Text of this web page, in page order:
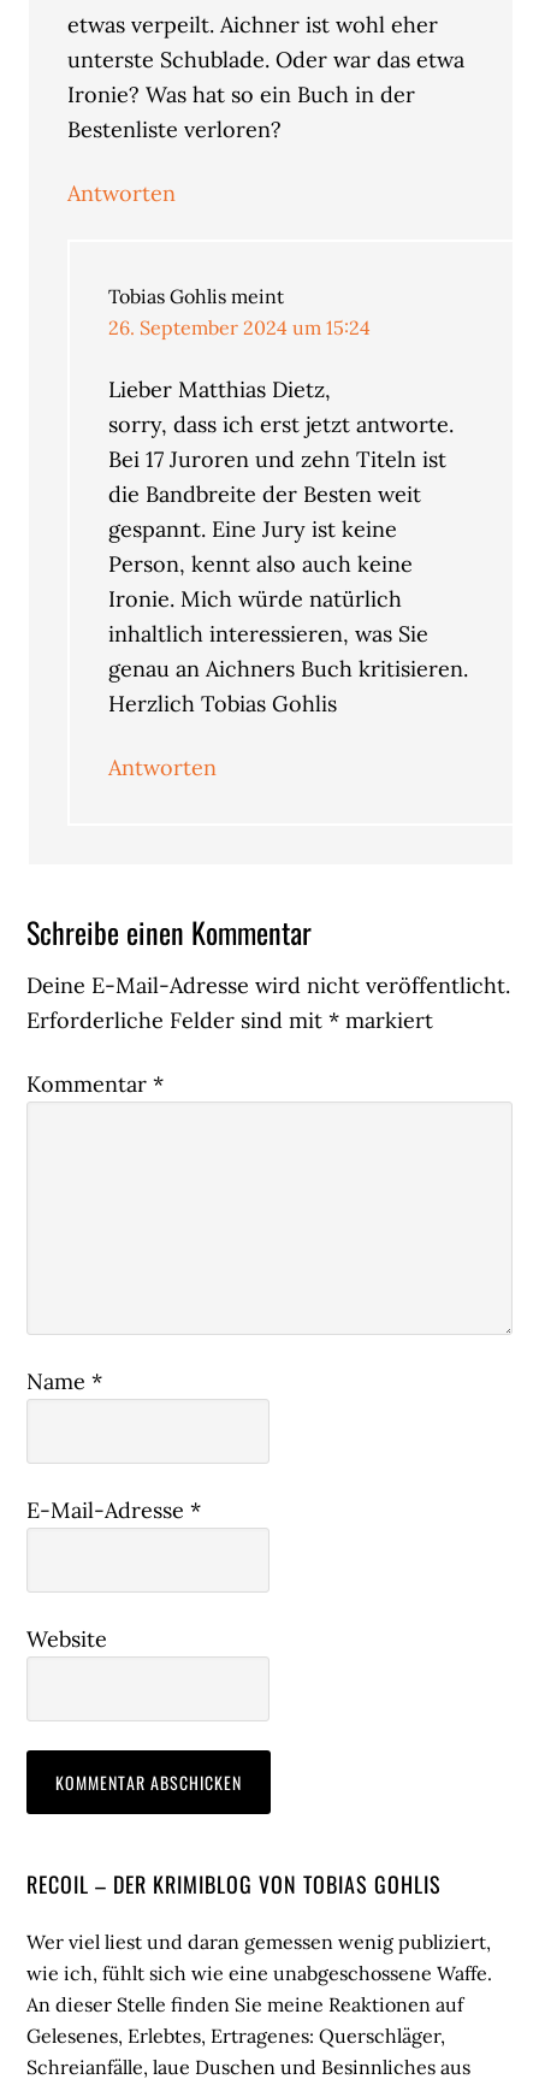
etwas verpeilt. Aichner ist wohl eher
unterste Schublade. Oder war das etwa
Ironie? Was hat so ein Buch in der
Bestenliste verloren?
Antworten
Tobias Gohlis meint
26. September 2024 um 15:24
Lieber Matthias Dietz,
sorry, dass ich erst jetzt antworte.
Bei 17 Juroren und zehn Titeln ist
die Bandbreite der Besten weit
gespannt. Eine Jury ist keine
Person, kennt also auch keine
Ironie. Mich würde natürlich
inhaltlich interessieren, was Sie
genau an Aichners Buch kritisieren.
Herzlich Tobias Gohlis
Antworten
Schreibe einen Kommentar
Deine E-Mail-Adresse wird nicht veröffentlicht.
Erforderliche Felder sind mit* markiert
Kommentar*
Name*
E-Mail-Adresse*
Website
Seitenspalte
RECOIL – DER KRIMIBLOG VON TOBIAS GOHLIS
Wer viel liest und daran gemessen wenig publiziert,
wie ich, fühlt sich wie eine unabgeschossene Waffe.
An dieser Stelle finden Sie meine Reaktionen auf
Gelesenes, Erlebtes, Ertragenes: Querschläger,
Schreianfälle, laue Duschen und Besinnliches aus